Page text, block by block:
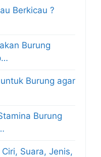
Berkicau ?
Burung
Burung agar
Burung
Suara, Jenis,